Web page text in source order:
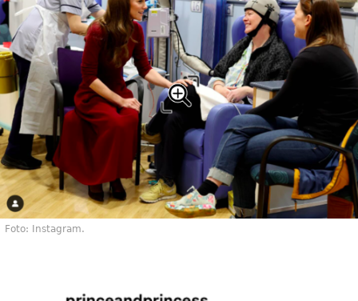
Foto: Instagram.